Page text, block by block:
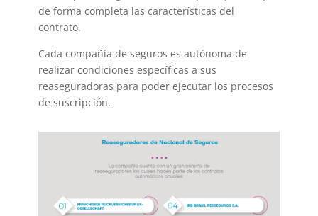
de forma completa las características del
contrato.
Cada compañía de seguros es autónoma de
realizar condiciones específicas a sus
reaseguradoras para poder ejecutar los procesos
de suscripción.